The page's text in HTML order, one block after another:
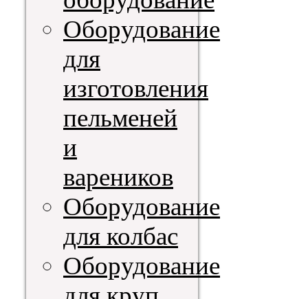
Оборудование
для
изготовления
пельменей
и
вареников
Оборудование
для колбас
Оборудование